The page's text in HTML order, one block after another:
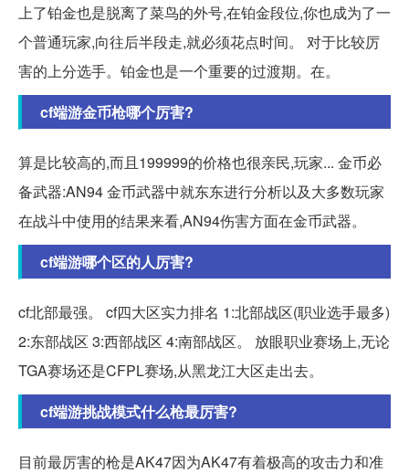
上了铂金也是脱离了菜鸟的外号,在铂金段位,你也成为了一
个普通玩家,向往后半段走,就必须花点时间。 对于比较厉
害的上分选手。铂金也是一个重要的过渡期。在。
cf端游金币枪哪个厉害?
算是比较高的,而且199999的价格也很亲民,玩家... 金币必
备武器:AN94 金币武器中就东东进行分析以及大多数玩家
在战斗中使用的结果来看,AN94伤害方面在金币武器。
cf端游哪个区的人厉害?
cf北部最强。 cf四大区实力排名 1:北部战区(职业选手最多)
2:东部战区 3:西部战区 4:南部战区。 放眼职业赛场上,无论
TGA赛场还是CFPL赛场,从黑龙江大区走出去。
cf端游挑战模式什么枪最厉害?
目前最厉害的枪是AK47因为AK47有着极高的攻击力和准